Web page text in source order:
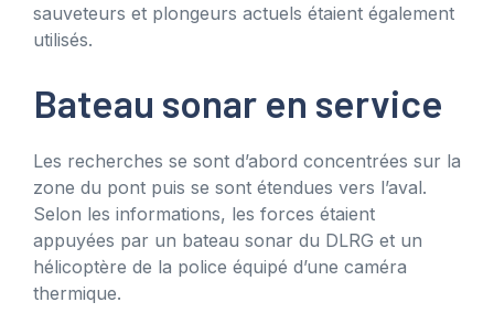
sauveteurs et plongeurs actuels étaient également
utilisés.
Bateau sonar en service
Les recherches se sont d’abord concentrées sur la
zone du pont puis se sont étendues vers l’aval.
Selon les informations, les forces étaient
appuyées par un bateau sonar du DLRG et un
hélicoptère de la police équipé d’une caméra
thermique.